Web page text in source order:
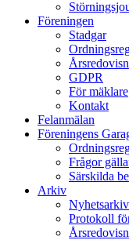
Föreningen
Stadgar
GDPR
För mäklare
Kontakt
Felanmälan
Föreningens
Frågor
Särskilda
Arkiv
Nyhetsarkiv
Protokoll